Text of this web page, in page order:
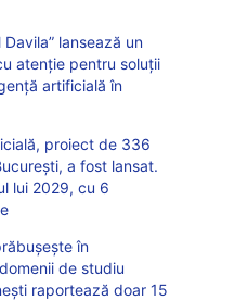
lansează un
atenție pentru soluții
artificială în
proiect de 336
a fost lansat.
lui 2029, cu 6
în
de studiu
raportează doar 15